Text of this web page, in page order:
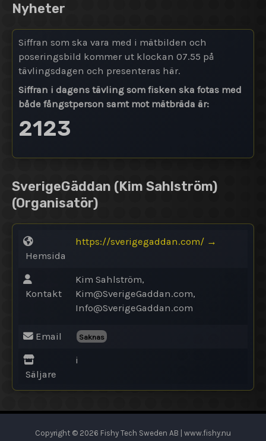
Nyheter
Siffran som ska vara med i mätbilden och
poseringsbild kommer ut klockan 07.55 på
tävlingsdagen och presenteras här.
Siffran i dagens tävling som fisken ska fotas med
både fångstperson samt mot mätbräda är:
2123
SverigeGäddan (Kim Sahlström)
(Organisatör)
Hemsida
https://sverigegaddan.com/ →
Kontakt
Kim Sahlström,
Kim@SverigeGaddan.com,
Info@SverigeGaddan.com
Email Saknas
Säljare
i
Copyright © 2026 Fishy Tech Sweden AB | www.fishy.nu